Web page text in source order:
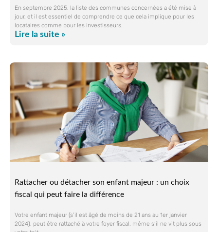
En septembre 2025, la liste des communes concernées a été mise à
jour, et il est essentiel de comprendre ce que cela implique pour les
locataires comme pour les investisseurs.
Lire la suite »
Rattacher ou détacher son enfant majeur : un choix
fiscal qui peut faire la différence
Votre enfant majeur (s’il est âgé de moins de 21 ans au 1er janvier
2024), peut être rattaché à votre foyer fiscal, même s’il ne vit plus sous